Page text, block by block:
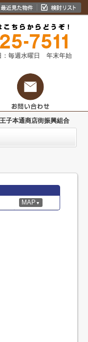
：毎週水曜日 年末年始
王子本通商店街振興組合
MAP ▼